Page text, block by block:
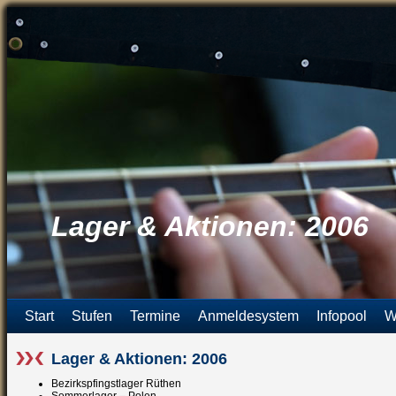
Lager & Aktionen: 2006
Start Stufen Termine Anmeldesystem Infopool
Lager & Aktionen: 2006
Bezirkspfingstlager Rüthen